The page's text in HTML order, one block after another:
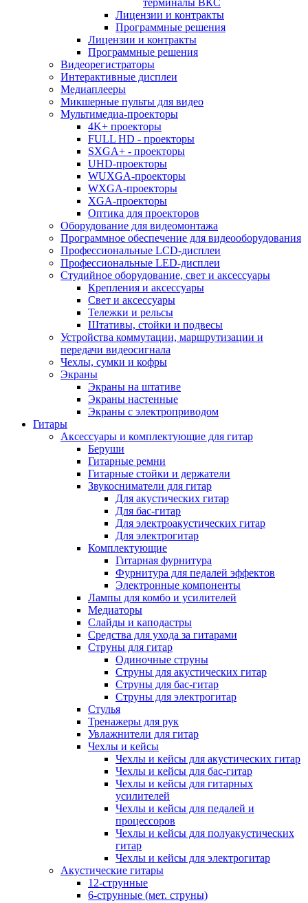
терминалы ВКС
Лицензии и контракты
Программные решения
Лицензии и контракты
Программные решения
Видеорегистраторы
Интерактивные дисплеи
Медиаплееры
Микшерные пульты для видео
Мультимедиа-проекторы
4K+ проекторы
FULL HD - проекторы
SXGA+ - проекторы
UHD-проекторы
WUXGA-проекторы
WXGA-проекторы
XGA-проекторы
Оптика для проекторов
Оборудование для видеомонтажа
Программное обеспечение для видеооборудования
Профессиональные LCD-дисплеи
Профессиональные LED-дисплеи
Студийное оборудование, свет и аксессуары
Крепления и аксессуары
Свет и аксессуары
Тележки и рельсы
Штативы, стойки и подвесы
Устройства коммутации, маршрутизации и
передачи видеосигнала
Чехлы, сумки и кофры
Экраны
Экраны на штативе
Экраны настенные
Экраны с электроприводом
Гитары
Аксессуары и комплектующие для гитар
Беруши
Гитарные ремни
Гитарные стойки и держатели
Звукосниматели для гитар
Для акустических гитар
Для бас-гитар
Для электроакустических гитар
Для электрогитар
Комплектующие
Гитарная фурнитура
Фурнитура для педалей эффектов
Электронные компоненты
Лампы для комбо и усилителей
Медиаторы
Слайды и каподастры
Средства для ухода за гитарами
Струны для гитар
Одиночные струны
Струны для акустических гитар
Струны для бас-гитар
Струны для электрогитар
Стулья
Тренажеры для рук
Увлажнители для гитар
Чехлы и кейсы
Чехлы и кейсы для акустических гитар
Чехлы и кейсы для бас-гитар
Чехлы и кейсы для гитарных
усилителей
Чехлы и кейсы для педалей и
процессоров
Чехлы и кейсы для полуакустических
гитар
Чехлы и кейсы для электрогитар
Акустические гитары
12-струнные
6-струнные (мет. струны)